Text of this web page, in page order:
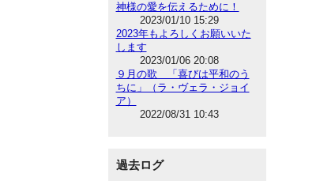
神様の愛を伝えるために！
2023/01/10 15:29
2023年もよろしくお願いいた
します
2023/01/06 20:08
９月の歌 「喜びは平和のう
ちに」（ラ・ヴェラ・ジョイ
ア）
2022/08/31 10:43
過去ログ